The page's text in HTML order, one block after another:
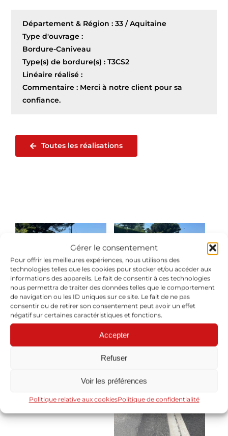
Gérer le consentement
Pour offrir les meilleures expériences, nous utilisons des
technologies telles que les cookies pour stocker et/ou accéder aux
informations des appareils. Le fait de consentir à ces technologies
nous permettra de traiter des données telles que le comportement
de navigation ou les ID uniques sur ce site. Le fait de ne pas
consentir ou de retirer son consentement peut avoir un effet
négatif sur certaines caractéristiques et fonctions.
Accepter
Refuser
Voir les préférences
Politique relative aux cookiesPolitique de confidentialité
Département & Région : 33 / Aquitaine
Type d'ouvrage :
Bordure-Caniveau
Type(s) de bordure(s) : T3CS2
Linéaire réalisé :
Commentaire : Merci à notre client pour sa
confiance.
Toutes les réalisations
caniveaux et bordures
coulés en béton